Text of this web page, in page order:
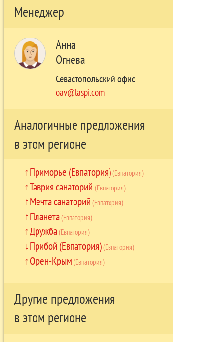
Менеджер
Анна
Огнева
Севастопольский офис
oav@laspi.com
Аналогичные предложения
в этом регионе
Приморье (Евпатория)(Евпатория)
Таврия санаторий (Евпатория)
Мечта санаторий (Евпатория)
Планета(Евпатория)
Дружба(Евпатория)
Прибой (Евпатория)(Евпатория)
Орен-Крым (Евпатория)
Другие предложения
в этом регионе